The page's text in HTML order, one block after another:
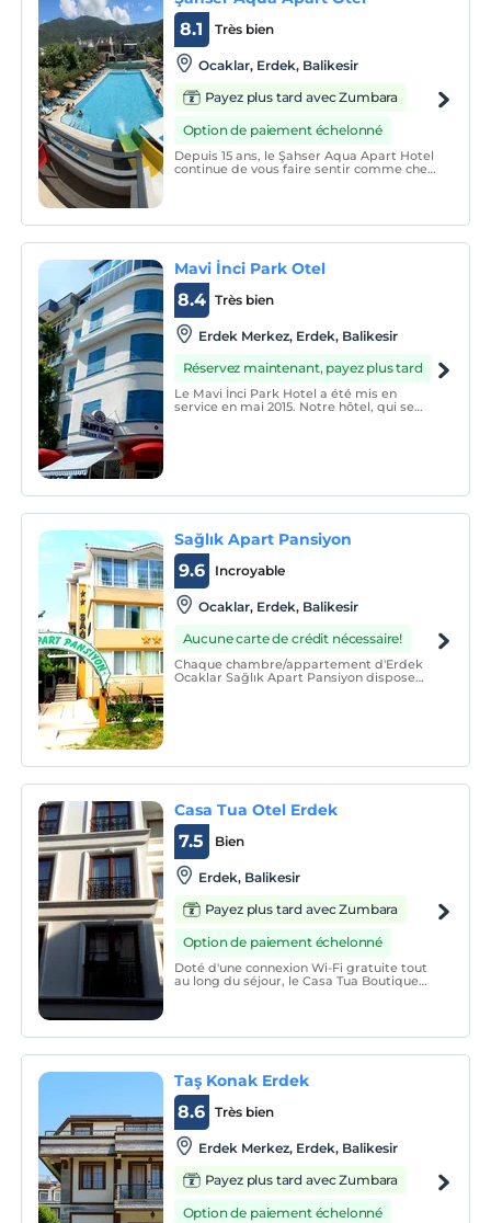
Très bien
8.1
Ocaklar, Erdek, Balikesir
Payez plus tard avec Zumbara
Option de paiement échelonné
Depuis 15 ans, le Şahser Aqua Apart Hotel
continue de vous faire sentir comme chez
Mavi İnci Park Otel
Très bien
8.4
Erdek Merkez, Erdek, Balikesir
Réservez maintenant, payez plus tard
Le Mavi İnci Park Hotel a été mis en
service en mai 2015. Notre hôtel, qui se
Sağlık Apart Pansiyon
Incroyable
9.6
Ocaklar, Erdek, Balikesir
Aucune carte de crédit nécessaire!
Chaque chambre/appartement d'Erdek
Ocaklar Sağlık Apart Pansiyon dispose
Casa Tua Otel Erdek
Bien
7.5
Erdek, Balikesir
Payez plus tard avec Zumbara
Option de paiement échelonné
Doté d'une connexion Wi-Fi gratuite tout
au long du séjour, le Casa Tua Boutique
la climatisation et d'une télévision à écran
Taş Konak Erdek
Très bien
8.6
Erdek Merkez, Erdek, Balikesir
Payez plus tard avec Zumbara
Option de paiement échelonné